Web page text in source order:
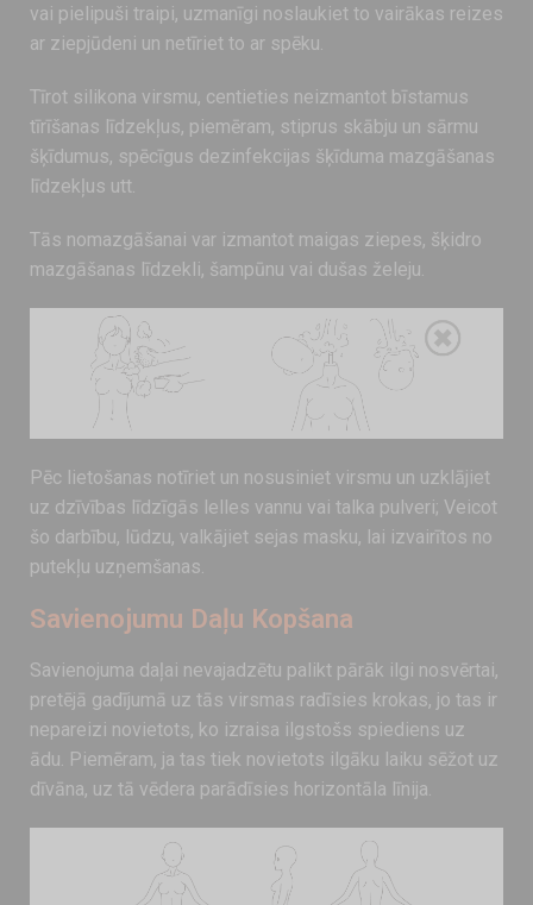
vai pielipuši traipi, uzmanīgi noslaukiet to vairākas reizes
ar ziepjūdeni un netīriet to ar spēku.
Tīrot silikona virsmu, centieties neizmantot bīstamus
tīrīšanas līdzekļus, piemēram, stiprus skābju un sārmu
šķīdumus, spēcīgus dezinfekcijas šķīduma mazgāšanas
līdzekļus utt.
Tās nomazgāšanai var izmantot maigas ziepes, šķidro
mazgāšanas līdzekli, šampūnu vai dušas želeju.
Pēc lietošanas notīriet un nosusiniet virsmu un uzklājiet
uz dzīvības līdzīgās lelles vannu vai talka pulveri; Veicot
šo darbību, lūdzu, valkājiet sejas masku, lai izvairītos no
putekļu uzņemšanas.
Savienojumu Daļu Kopšana
Savienojuma daļai nevajadzētu palikt pārāk ilgi nosvērtai,
pretējā gadījumā uz tās virsmas radīsies krokas, jo tas ir
nepareizi novietots, ko izraisa ilgstošs spiediens uz
ādu. Piemēram, ja tas tiek novietots ilgāku laiku sēžot uz
dīvāna, uz tā vēdera parādīsies horizontāla līnija.